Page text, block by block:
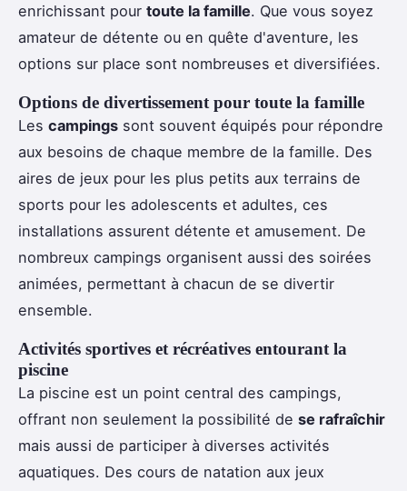
enrichissant pour toute la famille. Que vous soyez
amateur de détente ou en quête d'aventure, les
options sur place sont nombreuses et diversifiées.
Options de divertissement pour toute la famille
Les campings sont souvent équipés pour répondre
aux besoins de chaque membre de la famille. Des
aires de jeux pour les plus petits aux terrains de
sports pour les adolescents et adultes, ces
installations assurent détente et amusement. De
nombreux campings organisent aussi des soirées
animées, permettant à chacun de se divertir
ensemble.
Activités sportives et récréatives entourant la
piscine
La piscine est un point central des campings,
offrant non seulement la possibilité de se rafraîchir
mais aussi de participer à diverses activités
aquatiques. Des cours de natation aux jeux